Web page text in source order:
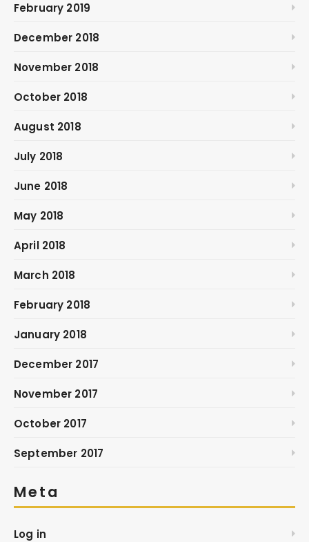
February 2019
December 2018
November 2018
October 2018
August 2018
July 2018
June 2018
May 2018
April 2018
March 2018
February 2018
January 2018
December 2017
November 2017
October 2017
September 2017
Meta
Log in